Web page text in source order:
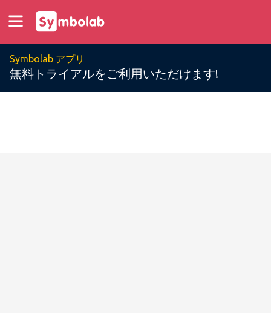
Symbolab アプリ
無料トライアルをご利用いただけます!